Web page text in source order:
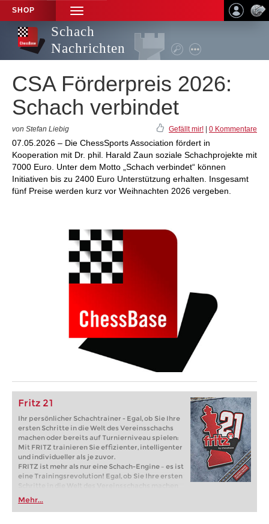
SHOP
TOGGLE
NAVIGATION
Schach
Nachrichten
CSA Förderpreis 2026:
Schach verbindet
von Stefan Liebig Gefällt mir! 0 Kommentare
07.05.2026 – Die ChessSports Association fördert in
Kooperation mit Dr. phil. Harald Zaun soziale Schachprojekte mit
7000 Euro. Unter dem Motto „Schach verbindet“ können
Initiativen bis zu 2400 Euro Unterstützung erhalten. Insgesamt
fünf Preise werden kurz vor Weihnachten 2026 vergeben.
Fritz 21
Ihr persönlicher Schachtrainer - Egal, ob Sie Ihre
ersten Schritte in die Welt des Vereinsschachs
machen oder bereits auf Turnierniveau spielen:
Mit FRITZ trainieren Sie effizienter, intelligenter
und individueller als je zuvor.
FRITZ ist mehr als nur eine Schach-Engine – es ist
eine Trainingsrevolution! Egal, ob Sie Ihre ersten
Schritte in die Welt des Vereinsschachs machen
oder bereits auf Turnierniveau spielen: Mit
FRITZ trainieren Sie effizienter, intelligenter und
individueller als je zuvor.
Mehr...